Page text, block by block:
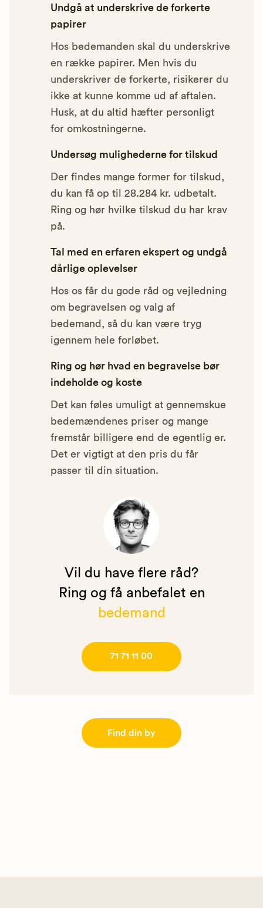
Undgå at underskrive de forkerte
papirer
Hos bedemanden skal du underskrive
en række papirer. Men hvis du
underskriver de forkerte, risikerer du
ikke at kunne komme ud af aftalen.
Husk, at du altid hæfter personligt
for omkostningerne.
Undersøg mulighederne for tilskud
Der findes mange former for tilskud,
du kan få op til 28.284 kr. udbetalt.
Ring og hør hvilke tilskud du har krav
på.
Tal med en erfaren ekspert og undgå
dårlige oplevelser
Hos os får du gode råd og vejledning
om begravelsen og valg af
bedemand, så du kan være tryg
igennem hele forløbet.
Ring og hør hvad en begravelse bør
indeholde og koste
Det kan føles umuligt at gennemskue
bedemændenes priser og mange
fremstår billigere end de egentlig er.
Det er vigtigt at den pris du får
passer til din situation.
Vil du have flere råd?
Ring og få anbefalet en
bedemand
71 71 11 00
Find din by